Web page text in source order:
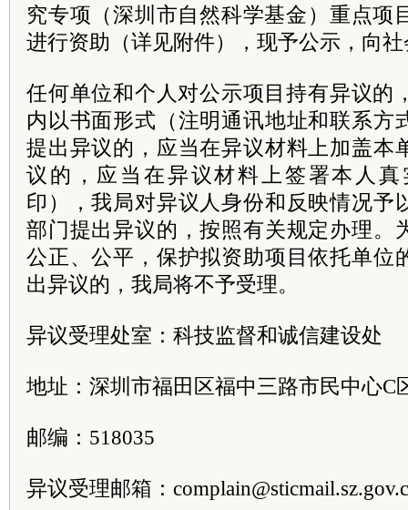
究专项（深圳市自然科学基金）重点项
进行资助（详见附件），现予公示，向
任何单位和个人对公示项目持有异议的
内以书面形式（注明通讯地址和联系方
提出异议的，应当在异议材料上加盖本
议的，应当在异议材料上签署本人
印），我局对异议人身份和反映情况予
部门提出异议的，按照有关规定办理。
公正、公平，保护拟资助项目依托单位
出异议的，我局将不予受理。
异议受理处室：科技监督和诚信建设处
地址：深圳市福田区福中三路市民中心C
邮编：518035
异议受理邮箱：